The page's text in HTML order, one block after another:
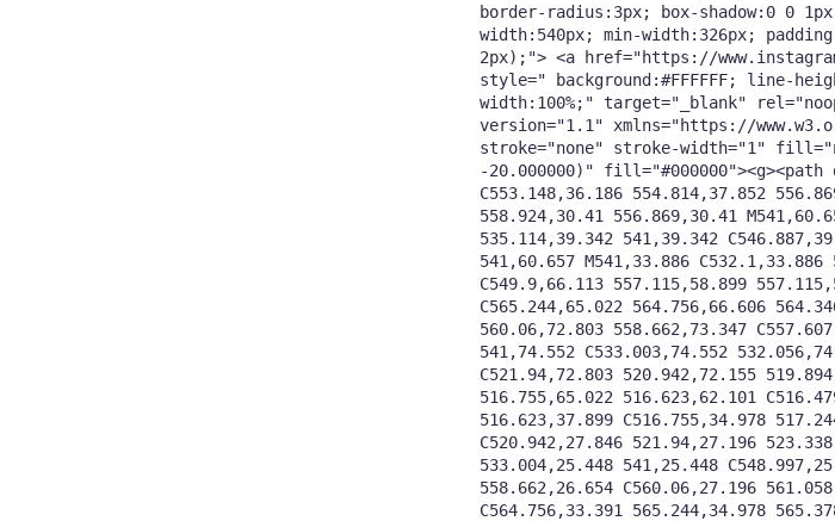
border-radius:3px; box-shadow:0 0
width:540px; min-width:326px;
2px);"> <a href="https://
style=" background:#FFFFFF; line-
width:100%;" target="_blank" rel="noopener"> <svg width="50px" height="50px"
version="1.1" xmlns="https://
stroke="none" stroke-width="1"
-20.000000)" fill="#000000"><g><path
C553.148,36.186 554.814,37.852
558.924,30.41 556.869,30.41
535.114,39.342 541,39.342
541,60.657 M541,33.886
C549.9,66.113 557.115,58.899
C565.244,65.022 564.756,66.606
560.06,72.803 558.662,73.347
541,74.552 C533.003,74.552
C521.94,72.803 520.942,72.155
516.755,65.022 516.623,62.101
516.623,37.899 C516.755,34.978
C520.942,27.846 521.94,27.196
533.004,25.448 541,25.448
558.662,26.654 C560.06,27.196
C564.756,33.391 565.244,34.978